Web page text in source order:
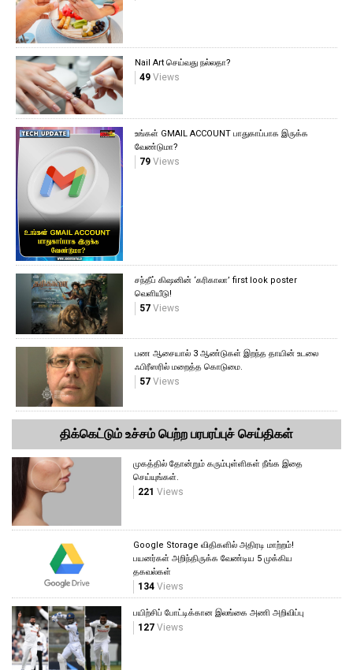
Nail Art செய்வது நல்லதா?
49Views
உங்கள் GMAIL ACCOUNT பாதுகாப்பாக இருக்க
வேண்டுமா?
79Views
சந்தீப் கிஷனின் ‘கரிகாலா’ first look poster
வெளியீடு!
57Views
பண ஆசையால் 3 ஆண்டுகள் இறந்த தாயின் உடலை
ஃபிரீஸரில் மறைத்த கொடுமை.
57Views
திக்கெட்டும் உச்சம் பெற்ற பரபரப்புச் செய்திகள்
முகத்தில் தோன்றும் கரும்புள்ளிகள் நீங்க இதை
செய்யுங்கள்.
221 Views
Google Storage விதிகளில் அதிரடி மாற்றம்!
பயனர்கள் அறிந்திருக்க வேண்டிய 5 முக்கிய
தகவல்கள்
134 Views
பயிற்சிப் போட்டிக்கான இலங்கை அணி அறிவிப்பு
127 Views